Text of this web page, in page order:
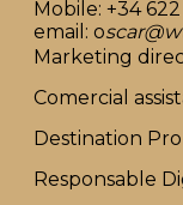
Mobile: +34
email: o
Marketing
Comercial
Destination
Responsable